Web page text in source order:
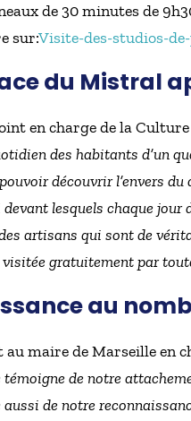
de 30 minutes de
sur:Visite-des-studios-
du Mistral
en charge de la
des habitants d’un
découvrir l’envers
lesquels chaque
artisans qui sont de
gratuitement par
au
maire de Marseille en
de notre
de notre